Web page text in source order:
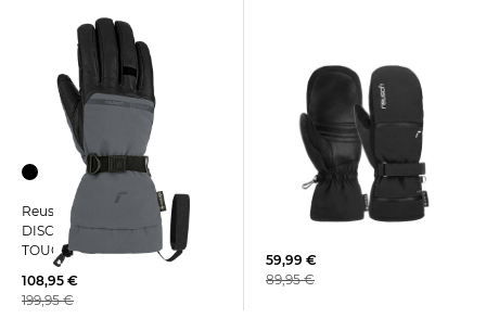
Reusch | Handschuhe
DISCOVERY GORE-TEX
TOUCH-TEC
108,95 €
199,95 €
Reusch | Damen
59,99 €
89,95 €